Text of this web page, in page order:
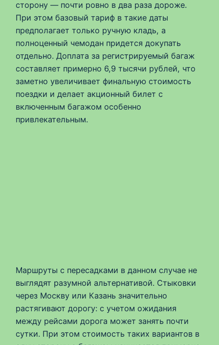
сторону — почти ровно в два раза дороже.
При этом базовый тариф в такие даты
предполагает только ручную кладь, а
полноценный чемодан придется докупать
отдельно. Доплата за регистрируемый багаж
составляет примерно 6,9 тысячи рублей, что
заметно увеличивает финальную стоимость
поездки и делает акционный билет с
включенным багажом особенно
привлекательным.
Маршруты с пересадками в данном случае не
выглядят разумной альтернативой. Стыковки
через Москву или Казань значительно
растягивают дорогу: с учетом ожидания
между рейсами дорога может занять почти
сутки. При этом стоимость таких вариантов в